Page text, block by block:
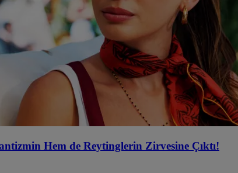
Hem de Reytinglerin Zirvesine Çıktı!